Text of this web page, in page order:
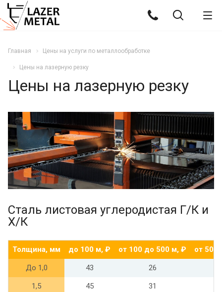
Главная Цены на услуги по металлообработке
Цены на лазерную резку
Цены на лазерную резку
Сталь листовая углеродистая Г/К и
Х/К
Толщина, мм до 100 м, ₽ от 100 до 500 м, ₽ от 500
До 1,0 43 26
1,5 45 31